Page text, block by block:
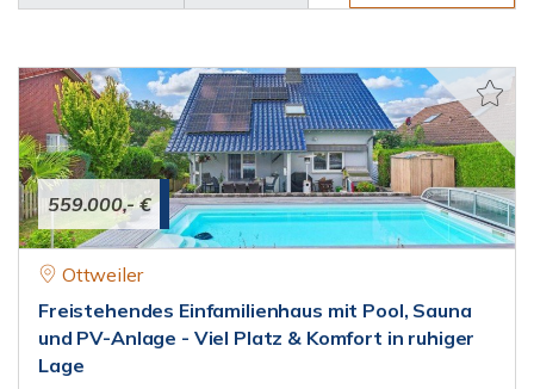
559.000,- €
Ottweiler
Freistehendes Einfamilienhaus mit Pool, Sauna
und PV-Anlage - Viel Platz & Komfort in ruhiger
Lage